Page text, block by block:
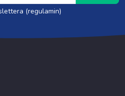
(regulamin)